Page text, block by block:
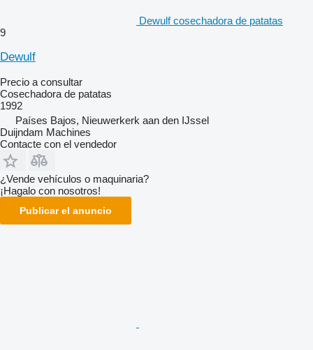
Dewulf cosechadora de patatas
9
Dewulf
Precio a consultar
Cosechadora de patatas
1992
Países Bajos, Nieuwerkerk aan den IJssel
Duijndam Machines
Contacte con el vendedor
¿Vende vehículos o maquinaria?
¡Hagalo con nosotros!
Publicar el anuncio